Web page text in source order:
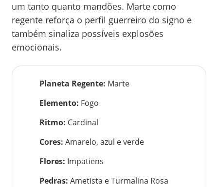
um tanto quanto mandões. Marte como
regente reforça o perfil guerreiro do signo e
também sinaliza possíveis explosões
emocionais.
Planeta Regente: Marte
Elemento: Fogo
Ritmo: Cardinal
Cores: Amarelo, azul e verde
Flores: Impatiens
Pedras: Ametista e Turmalina Rosa